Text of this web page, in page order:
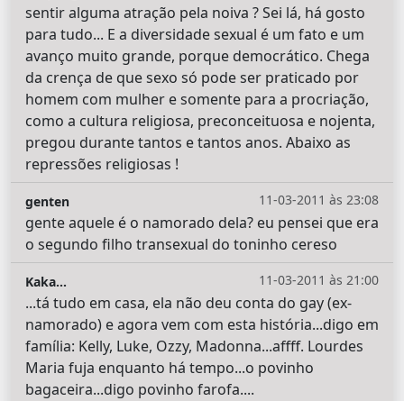
sentir alguma atração pela noiva ? Sei lá, há gosto
para tudo... E a diversidade sexual é um fato e um
avanço muito grande, porque democrático. Chega
da crença de que sexo só pode ser praticado por
homem com mulher e somente para a procriação,
como a cultura religiosa, preconceituosa e nojenta,
pregou durante tantos e tantos anos. Abaixo as
repressões religiosas !
11-03-2011 às 23:08
genten
gente aquele é o namorado dela? eu pensei que era
o segundo filho transexual do toninho cereso
11-03-2011 às 21:00
Kaka...
...tá tudo em casa, ela não deu conta do gay (ex-
namorado) e agora vem com esta história...digo em
família: Kelly, Luke, Ozzy, Madonna...affff. Lourdes
Maria fuja enquanto há tempo...o povinho
bagaceira...digo povinho farofa....